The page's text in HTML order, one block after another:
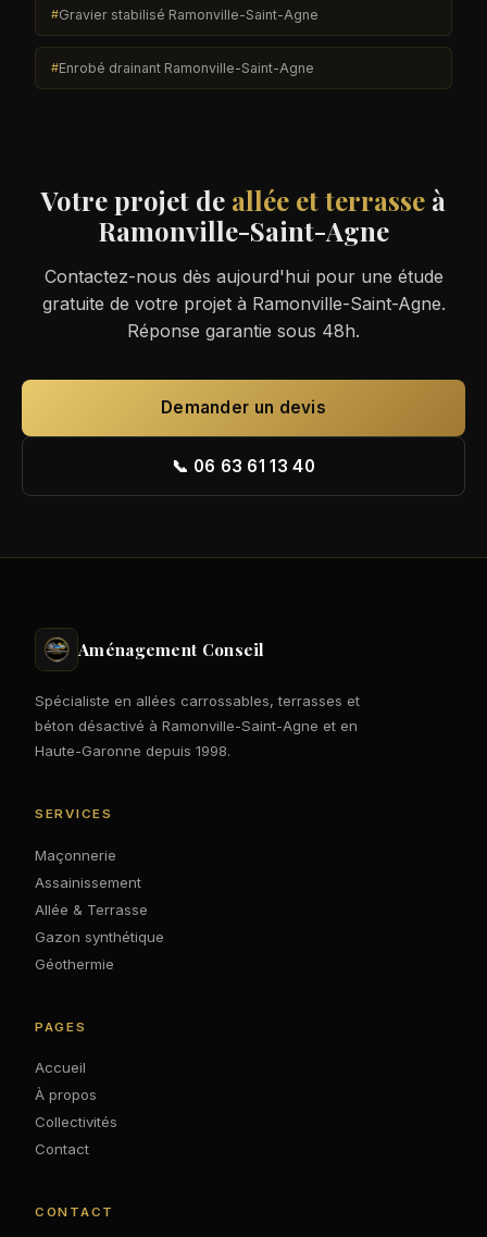
Gravier stabilisé Ramonville-Saint-Agne
Enrobé drainant Ramonville-Saint-Agne
Votre projet de allée et terrasse à
Ramonville-Saint-Agne
Contactez-nous dès aujourd'hui pour une étude
gratuite de votre projet à Ramonville-Saint-Agne.
Réponse garantie sous 48h.
Demander un devis
📞 06 63 61 13 40
Aménagement Conseil
Spécialiste en allées carrossables, terrasses et
béton désactivé à Ramonville-Saint-Agne et en
Haute-Garonne depuis 1998.
SERVICES
Maçonnerie
Assainissement
Allée & Terrasse
Gazon synthétique
Géothermie
PAGES
Accueil
À propos
Collectivités
Contact
CONTACT